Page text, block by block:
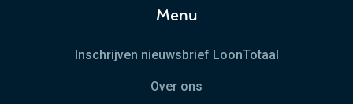
Menu
Inschrijven nieuwsbrief LoonTotaal
Over ons